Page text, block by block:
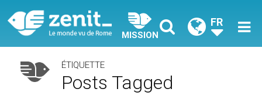
MISSION
FR
ÉTIQUETTE
Posts Tagged